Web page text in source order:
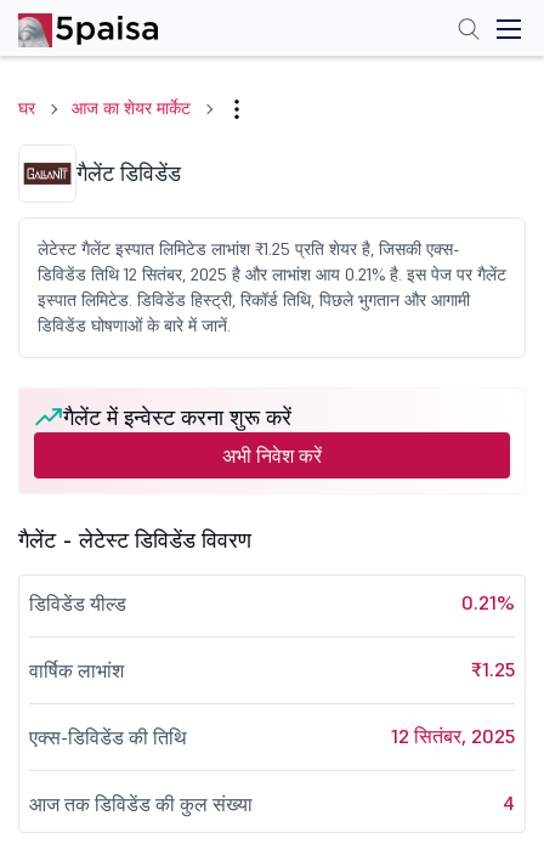
घर आज का शेयर मार्केट
गैलेंट डिविडेंड
लेटेस्ट गैलेंट इस्पात लिमिटेड लाभांश ₹1.25 प्रति शेयर है, जिसकी एक्स-
डिविडेंड तिथि 12 सितंबर, 2025 है और लाभांश आय 0.21% है. इस पेज पर गैलेंट
इस्पात लिमिटेड. डिविडेंड हिस्ट्री, रिकॉर्ड तिथि, पिछले भुगतान और आगामी
डिविडेंड घोषणाओं के बारे में जानें.
गैलेंट में इन्वेस्ट करना शुरू करें
अभी निवेश करें
गैलेंट - लेटेस्ट डिविडेंड विवरण
डिविडेंड यील्ड 0.21%
वार्षिक लाभांश ₹1.25
एक्स-डिविडेंड की तिथि 12 सितंबर, 2025
आज तक डिविडेंड की कुल संख्या 4